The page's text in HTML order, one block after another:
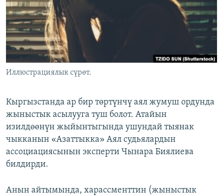
ЫҢГАЙСЫЗ СУРООЛОР
ЭЕ/АРнун бардык сайттары
Иллюстрациялык сүрөт.
Кыргызстанда ар бир төртүнчү аял жумуш ордунда
жыныстык асылууга туш болот. Атайын
изилдөөнүн жыйынтыгында ушундай тыянак
чыкканын «Азаттыкка» Аял судьялардын
ассоциациясынын эксперти Чынара Биялиева
билдирди.
Анын айтымында, харассменттин (жыныстык